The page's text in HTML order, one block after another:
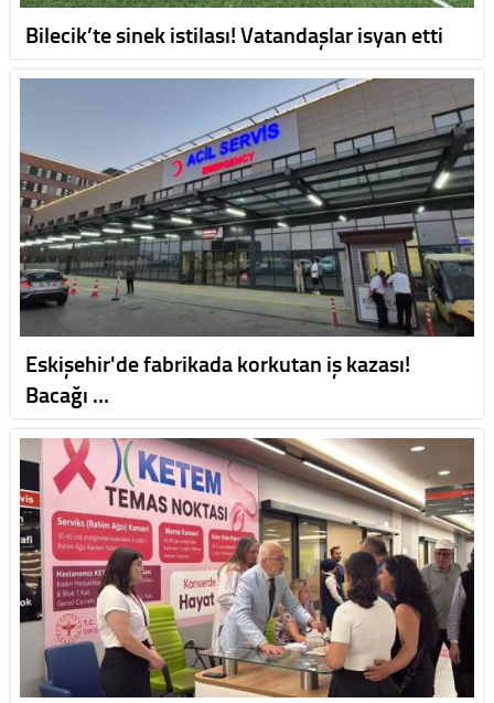
Bilecik’te sinek istilası! Vatandaşlar isyan etti
Eskişehir'de fabrikada korkutan iş kazası!
Bacağı …